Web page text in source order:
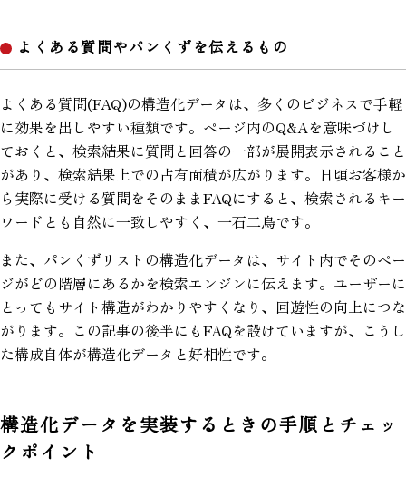
よくある質問やパンくずを伝えるもの
よくある質問(FAQ)の構造化データは、多くのビジネスで手軽
に効果を出しやすい種類です。ページ内のQ&Aを意味づけし
ておくと、検索結果に質問と回答の一部が展開表示されること
があり、検索結果上での占有面積が広がります。日頃お客様か
ら実際に受ける質問をそのままFAQにすると、検索されるキー
ワードとも自然に一致しやすく、一石二鳥です。
また、パンくずリストの構造化データは、サイト内でそのペー
ジがどの階層にあるかを検索エンジンに伝えます。ユーザーに
とってもサイト構造がわかりやすくなり、回遊性の向上につな
がります。この記事の後半にもFAQを設けていますが、こうし
た構成自体が構造化データと好相性です。
構造化データを実装するときの手順とチェッ
クポイント